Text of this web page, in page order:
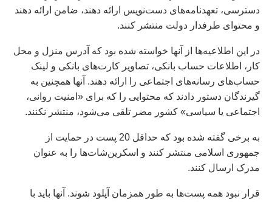
دسترسی، تعهدنامه‌های دست‌نویس ارائه دهند، ضامن ارائه دهند
و محتوای طرفدار دولت منتشر کنند.
در این اطلاعیه‌ها از آنها خواسته شده بود که آدرس منزل و محل
کار، اطلاعات حساب بانکی، تصاویر کارت‌های بانکی و لینک
حساب‌های رسانه‌های اجتماعی را ارائه دهند. آنها همچنین به
گیرندگان دستور دادند که محتوایی را که برای «امنیت روانی،
اجتماعی یا سیاسی» کشور مضر تلقی می‌شود، منتشر نکنند.
به برخی گفته شده بود که حداقل 20 پست در حمایت از
جمهوری اسلامی منتشر کنند و اسکرین‌شات‌ها را به عنوان
مدرک ارسال کنند.
قرار نبود همه پست‌ها به طور همزمان آپلود شوند. آنها باید با